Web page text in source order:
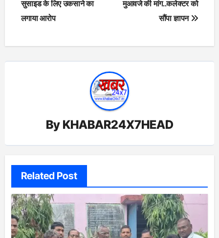
सुसाइड के लिए उकसाने का
लगाया आरोप
मुआवजे की मांग..कलेक्टर को
सौंपा ज्ञापन
By KHABAR24X7HEAD
Related Post